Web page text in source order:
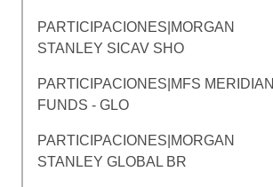
PARTICIPACIONES|MORGAN
STANLEY SICAV SHO
PARTICIPACIONES|MFS MERIDIAN
FUNDS - GLO
PARTICIPACIONES|MORGAN
STANLEY GLOBAL BR